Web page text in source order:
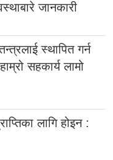
जानकारी
स्थापित गर्न
सहकार्य लामो
लागि होइन :